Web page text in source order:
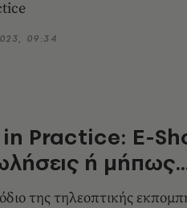
09:34
Practice: E-
ή
της τηλεοπτικής